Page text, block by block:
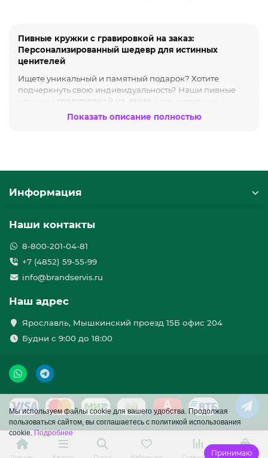
Пивные кружки с гравировкой на заказ:
Персонализированный шедевр для истинных
ценителей
Ищете уникальный и памятный подарок? Хотите
подчеркнуть свою индивидуальность? Наши пивные
гравировкой на заказ
решение. Создайте свой собственный, неповторимый
индивидуально, в соответствии с вашими
нанесены на кружку.
пивная кружка – это отличный подарок на день
рождения, юбилей, свадьбу или любой другой
праздник. Она станет символом вашей заботы и
внимания.
лучшие материалы и современное оборудование
для гравировки. Это гарантирует долговечность и
безупречный внешний вид изделия.
Широкий выбор
размеров и материалов:
использования и наслаждения любимым
пивом.
Керамические кружки: Отличаются
прочностью и способностью сохранять
температуру напитка.
Металлические кружки
: Подходят для
Показать описание полностью
Мы используем файлы cookie для вашего удобства. Продолжая
пользоваться сайтом, вы соглашаетесь с политикой использования
cookie.Подробнее
Принимаю
Информация
Наши контакты
8-800-201-04-81
+7 (4852) 59-55-99
info@brandservis.ru
Наш адрес
Ярославль, Мышкинский проезд 15Б офис 204
Будни с 9:00 до 18:00